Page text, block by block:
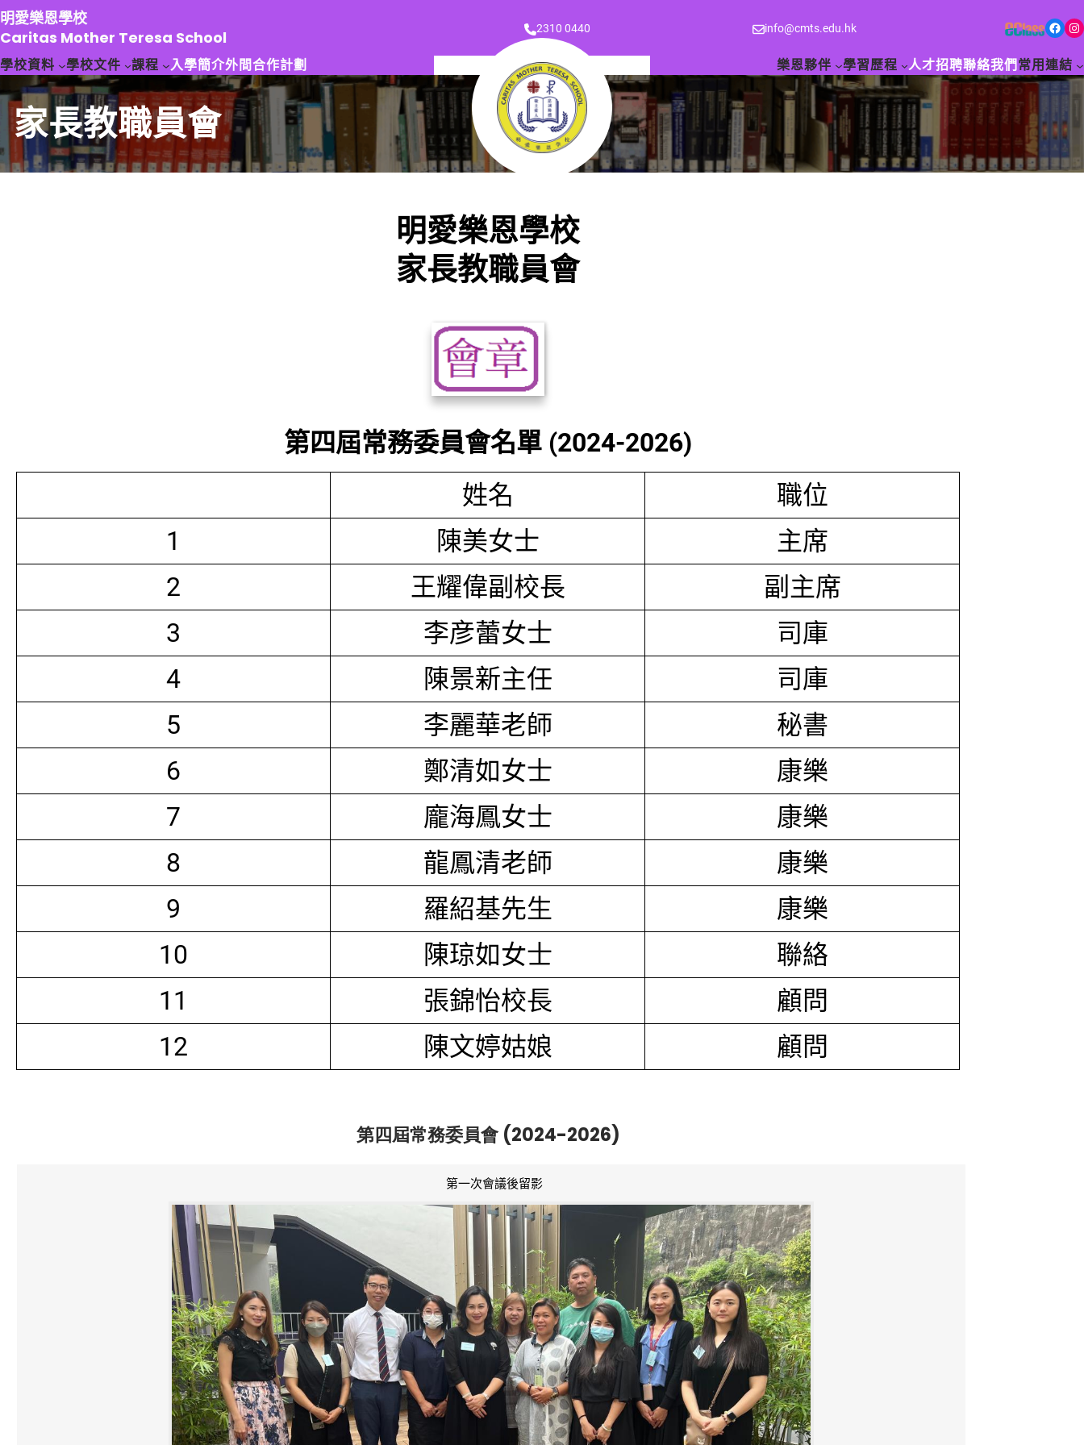
跳
至
主
要
容
明愛樂恩學校
Caritas Mother Teresa School
2310 0440 info@cmts.edu.hk Facebook Instagram
學校資料 學校文件 課程 入學簡介外間合作計劃 樂恩夥伴 學習歷程 人才招聘聯絡我們 常用連結
家長教職員會
明愛樂恩學校
家長教職員會
第四屆常務委員會名單 (2024-2026)
姓名
職位
1
陳美女士
主席
2
王耀偉副校長
副主席
3
李彦蕾女士
司庫
4
陳景新主任
司庫
5
李麗華老師
秘書
6
鄭清如女士
康樂
7
龐海鳳女士
康樂
8
龍鳳清老師
康樂
9
羅紹基先生
康樂
10
陳琼如女士
聯絡
11
張錦怡校長
顧問
12
陳文婷姑娘 顧問
第四屆常務委員會 (2024-2026)
第一次會議後留影